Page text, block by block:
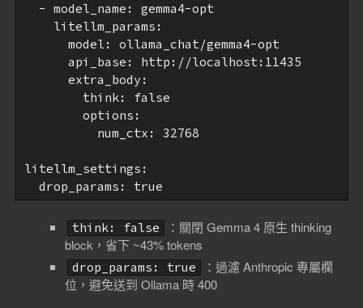
  - model_name: gemma4-opt
    litellm_params:
      model: ollama_chat/gemma4-opt
      api_base: http://localhost:11435
      extra_body:
        think: false
        options:
          num_ctx: 32768
litellm_settings:
think: false
：關閉 Gemma 4 原生 thinking
block，省下 ~43% tokens
drop_params: true
：過濾 Anthropic 專屬欄
位，避免送到 Ollama 時 400